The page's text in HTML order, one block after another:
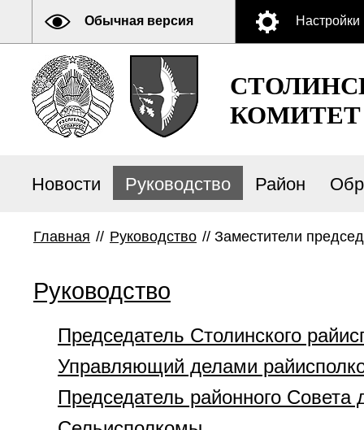
Обычная версия Настройки
КОМИТЕТ
Новости Руководство Район
Главная // Руководство // Заместители
Руководство
Председатель Столинского
Управляющий делами
Председатель районного Совета